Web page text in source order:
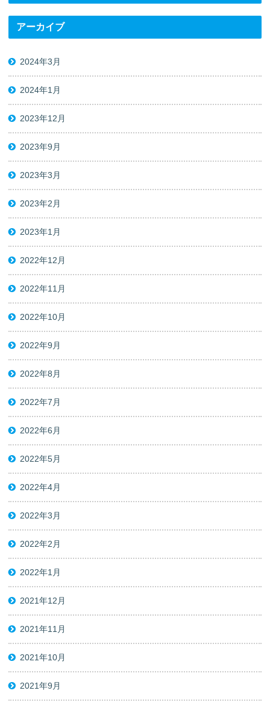
アーカイブ
2024年3月
2024年1月
2023年12月
2023年9月
2023年3月
2023年2月
2023年1月
2022年12月
2022年11月
2022年10月
2022年9月
2022年8月
2022年7月
2022年6月
2022年5月
2022年4月
2022年3月
2022年2月
2022年1月
2021年12月
2021年11月
2021年10月
2021年9月